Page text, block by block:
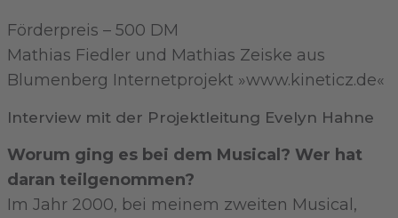
Förderpreis – 500 DM
Mathias Fiedler und Mathias Zeiske aus
Blumenberg Internetprojekt »www.kineticz.de«
Interview mit der Projektleitung Evelyn Hahne
Worum ging es bei dem Musical? Wer hat
daran teilgenommen?
Im Jahr 2000, bei meinem zweiten Musical,